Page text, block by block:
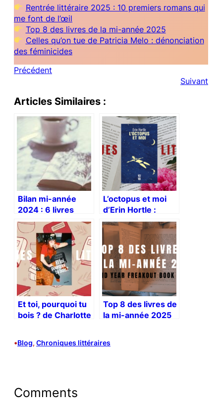
Rentrée littéraire 2025 : 10 premiers romans qui
me font de l’œil
Top 8 des livres de la mi-année 2025
Celles qu’on tue de Patricia Melo : dénonciation
des féminicides
Précédent
Suivant
Articles Similaires :
Bilan mi-année
2024 : 6 livres
marquants, et un
bonus
L’octopus et moi
d’Erin Hortle :
entre poésie et
résilience
Et toi, pourquoi tu
bois ? de Charlotte
Top 8 des livres de
la mi-année 2025
•Blog, Chroniques littéraires
Comments